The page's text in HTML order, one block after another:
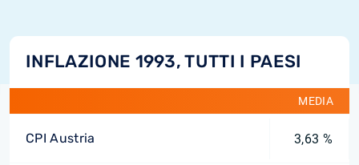
INFLAZIONE 1993, TUTTI I PAESI
MEDIA
CPI Austria 3,63 %